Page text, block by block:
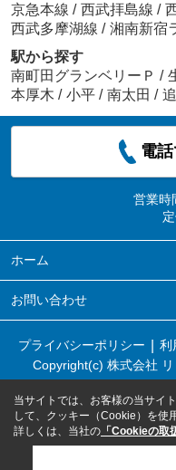
京急本線 / 西武拝島線 /
西武多摩湖線 / 湘南新宿
駅から探す
南町田グランベリーＰ /
本厚木 / 小平 / 南太田 /
電
営業時
ホーム
お問い合わせ
プライバシーポリシー 利
Copyright(c) 株式会社
当サイトでは、お客様の当サイ
して、クッキー（Cookie）を使
詳しくは、当社の 「Cookieの取